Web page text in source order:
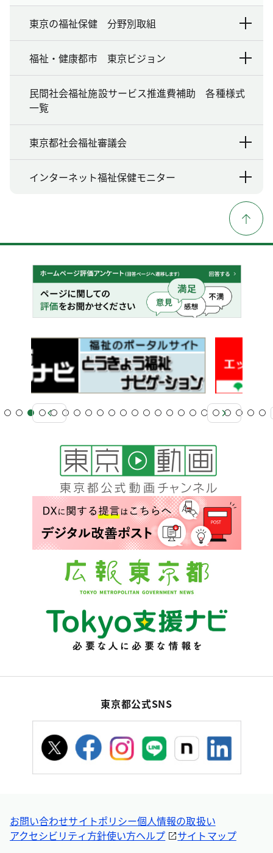
東京の福祉保健 分野別取組
福祉・健康都市 東京ビジョン
民間社会福祉施設サービス推進費補助 各種様式
一覧
東京都社会福祉審議会
インターネット福祉保健モニター
東京都公式SNS
お問い合わせサイトポリシー個人情報の取扱い
アクセシビリティ方針使い方ヘルプ サイトマップ